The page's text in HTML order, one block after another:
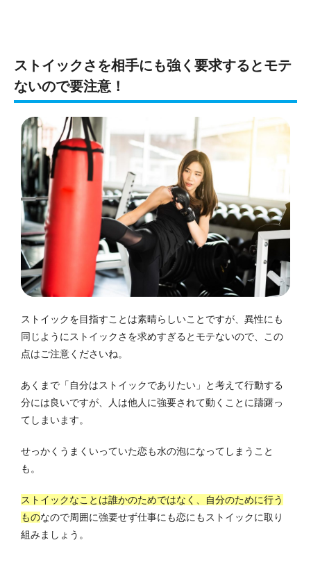
ストイックさを相手にも強く要求するとモテ
ないので要注意！
ストイックを目指すことは素晴らしいことですが、異性にも
同じようにストイックさを求めすぎるとモテないので、この
点はご注意くださいね。
あくまで「自分はストイックでありたい」と考えて行動する
分には良いですが、人は他人に強要されて動くことに躊躇っ
てしまいます。
せっかくうまくいっていた恋も水の泡になってしまうこと
も。
ストイックなことは誰かのためではなく、自分のために行う
ものなので周囲に強要せず仕事にも恋にもストイックに取り
組みましょう。